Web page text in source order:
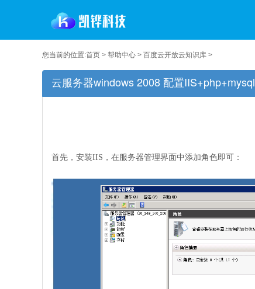
您当前的位置:首页 > 帮助中心 > 百度云开放云知识库 >
云服务器windows 2008 配置IIS+php+mysql
首先，安装IIS，在服务器管理界面中添加角色即可：